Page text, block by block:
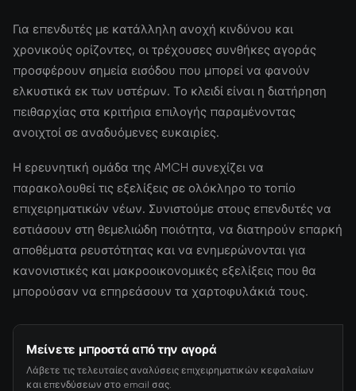
Για επενδυτές με κατάλληλη ανοχή κινδύνου και
χρονικούς ορίζοντες, οι τρέχουσες συνθήκες αγοράς
προσφέρουν σημεία εισόδου που μπορεί να φανούν
ελκυστικά εκ των υστέρων. Το κλειδί είναι η διατήρηση
πειθαρχίας στα κριτήρια επιλογής παραμένοντας
ανοιχτοί σε αναδυόμενες ευκαιρίες.
Η ερευνητική ομάδα της AMCH συνεχίζει να
παρακολουθεί τις εξελίξεις σε ολόκληρο το τοπίο
επιχειρηματικών νέων. Συνιστούμε στους επενδυτές να
εστιάσουν στη θεμελιώδη ποιότητα, να διατηρούν επαρκή
αποθέματα ρευστότητας και να ενημερώνονται για
κανονιστικές και μακροοικονομικές εξελίξεις που θα
μπορούσαν να επηρεάσουν τα χαρτοφυλάκιά τους.
Μείνετε μπροστά από την αγορά
Λάβετε τις τελευταίες αναλύσεις επιχειρηματικών κεφαλαίων
και επενδύσεων στο email σας.